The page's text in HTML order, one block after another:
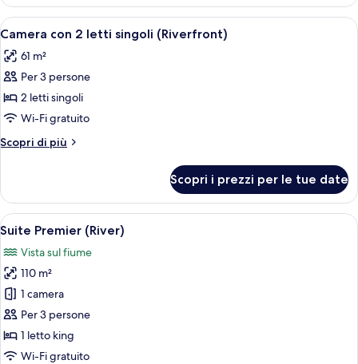
letto
king
Apri
tutte
le
foto
per
Camera
con
2
singoli
(Riverfront)
Una stanza con una grande finestra
5
Camera con 2 letti singoli (Riverfront)
61 m²
Per 3 persone
2 letti singoli
Wi-Fi gratuito
Scopri di più
Altri
con
letti
(Riverfront)
Scopri i prezzi per le tue date
Apri
tutte
le
foto
per
Suite
Premier
(River)
Una camera d'albergo con un letto
8
Suite Premier (River)
Vista sul fiume
110 m²
1 camera
Per 3 persone
1 letto king
Wi-Fi gratuito